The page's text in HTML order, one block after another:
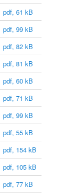
pdf, 61 kB
pdf, 99 kB
pdf, 82 kB
pdf, 81 kB
pdf, 60 kB
pdf, 71 kB
pdf, 99 kB
pdf, 55 kB
pdf, 154 kB
pdf, 105 kB
pdf, 77 kB